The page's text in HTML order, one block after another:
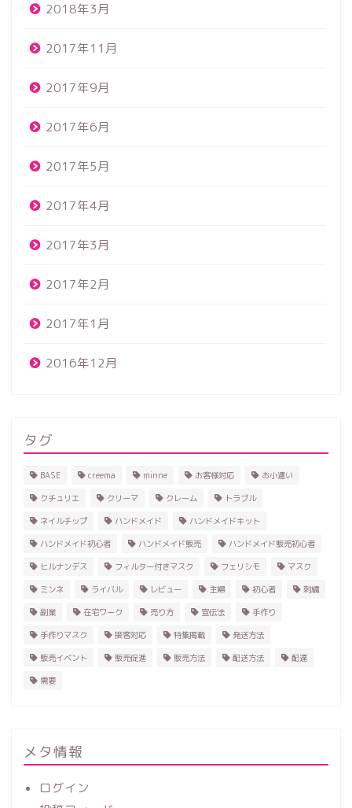
2018年3月
2017年11月
2017年9月
2017年6月
2017年5月
2017年4月
2017年3月
2017年2月
2017年1月
2016年12月
タグ
BASE creema minne お客様対応 お小遣い
クチュリエ クリーマ クレーム トラブル
ネイルチップ ハンドメイド ハンドメイドキット
ハンドメイド初心者 ハンドメイド販売 ハンドメイド販売初心者
ヒルナンデス フィルター付きマスク フェリシモ マスク
ミンネ ライバル レビュー 主婦 初心者 刺繍
副業 在宅ワーク 売り方 宣伝法 手作り
手作りマスク 接客対応 特集掲載 発送方法
販売イベント 販売促進 販売方法 配送方法 配達
需要
メタ情報
ログイン